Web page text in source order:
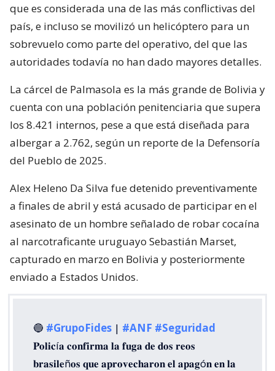
que es considerada una de las más conflictivas del
país, e incluso se movilizó un helicóptero para un
sobrevuelo como parte del operativo, del que las
autoridades todavía no han dado mayores detalles.
La cárcel de Palmasola es la más grande de Bolivia y
cuenta con una población penitenciaria que supera
los 8.421 internos, pese a que está diseñada para
albergar a 2.762, según un reporte de la Defensoría
del Pueblo de 2025.
Alex Heleno Da Silva fue detenido preventivamente
a finales de abril y está acusado de participar en el
asesinato de un hombre señalado de robar cocaína
al narcotraficante uruguayo Sebastián Marset,
capturado en marzo en Bolivia y posteriormente
enviado a Estados Unidos.
🔵 #GrupoFides | #ANF #Seguridad
𝐏𝐨𝐥𝐢𝐜í𝐚 𝐜𝐨𝐧𝐟𝐢𝐫𝐦𝐚 𝐥𝐚 𝐟𝐮𝐠𝐚 𝐝𝐞 𝐝𝐨𝐬 𝐫𝐞𝐨𝐬
𝐛𝐫𝐚𝐬𝐢𝐥𝐞ñ𝐨𝐬 𝐪𝐮𝐞 𝐚𝐩𝐫𝐨𝐯𝐞𝐜𝐡𝐚𝐫𝐨𝐧 𝐞𝐥 𝐚𝐩𝐚𝐠ó𝐧 𝐞𝐧 𝐥𝐚